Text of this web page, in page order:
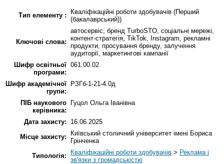
Тип елементу :
Кваліфікаційні роботи здобувачів (Перший
(бакалаврський))
Ключові слова:
автосервіс, бренд TurboSTO, соціальні мережі,
контент-стратегія, TikTok, Instagram, рекламні
продукти, просування бренду, залучення
аудиторії, маркетингові кампанії
Шифр освітньої
програми:
061.00.02
Шифр академічної
групи:
РЗГб-1-21-4.0д
ПІБ наукового
керівника:
Гуцол Ольга Іванівна
Дата захисту:
16.06.2025
Місце захисту:
Київський столичний університет імені Бориса
Грінченка
Типологія:
Кваліфікаційні роботи здобувачів > Реклама і
зв'язки з громадськістю